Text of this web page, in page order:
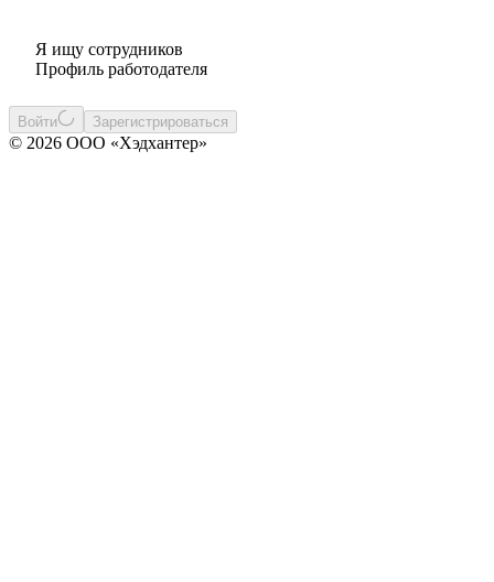
Я ищу сотрудников
Профиль работодателя
Войти Зарегистрироваться
© 2026 ООО «Хэдхантер»